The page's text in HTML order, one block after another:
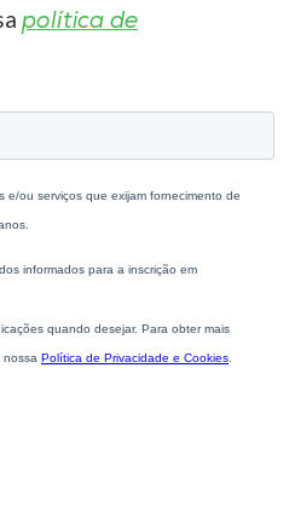
política de